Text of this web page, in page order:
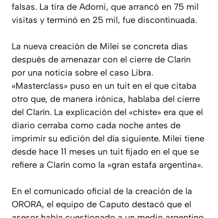
falsas. La tira de Adorni, que arrancó en 75 mil
visitas y terminó en 25 mil, fue discontinuada.
La nueva creación de Milei se concreta días
después de amenazar con el cierre de Clarín
por una noticia sobre el caso Libra.
«Masterclass» puso en un tuit en el que citaba
otro que, de manera irónica, hablaba del cierre
del Clarín. La explicación del «chiste» era que el
diario cerraba como cada noche antes de
imprimir su edición del día siguiente. Milei tiene
desde hace 11 meses un tuit fijado en el que se
refiere a Clarín como la «gran estafa argentina».
En el comunicado oficial de la creación de la
ORORA, el equipo de Caputo destacó que el